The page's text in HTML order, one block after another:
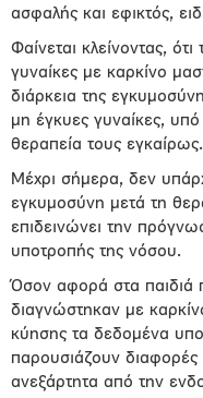
ασφαλής και εφικτός,
Φαίνεται κλείνοντας,
γυναίκες με καρκίνο
διάρκεια της
μη έγκυες γυναίκες,
θεραπεία τους εγκαίρως.
Μέχρι σήμερα, δεν
εγκυμοσύνη μετά τη
επιδεινώνει την
υποτροπής της νόσου.
Όσον αφορά στα παιδιά
διαγνώστηκαν με
κύησης τα δεδομένα
παρουσιάζουν διαφορές
ανεξάρτητα από την